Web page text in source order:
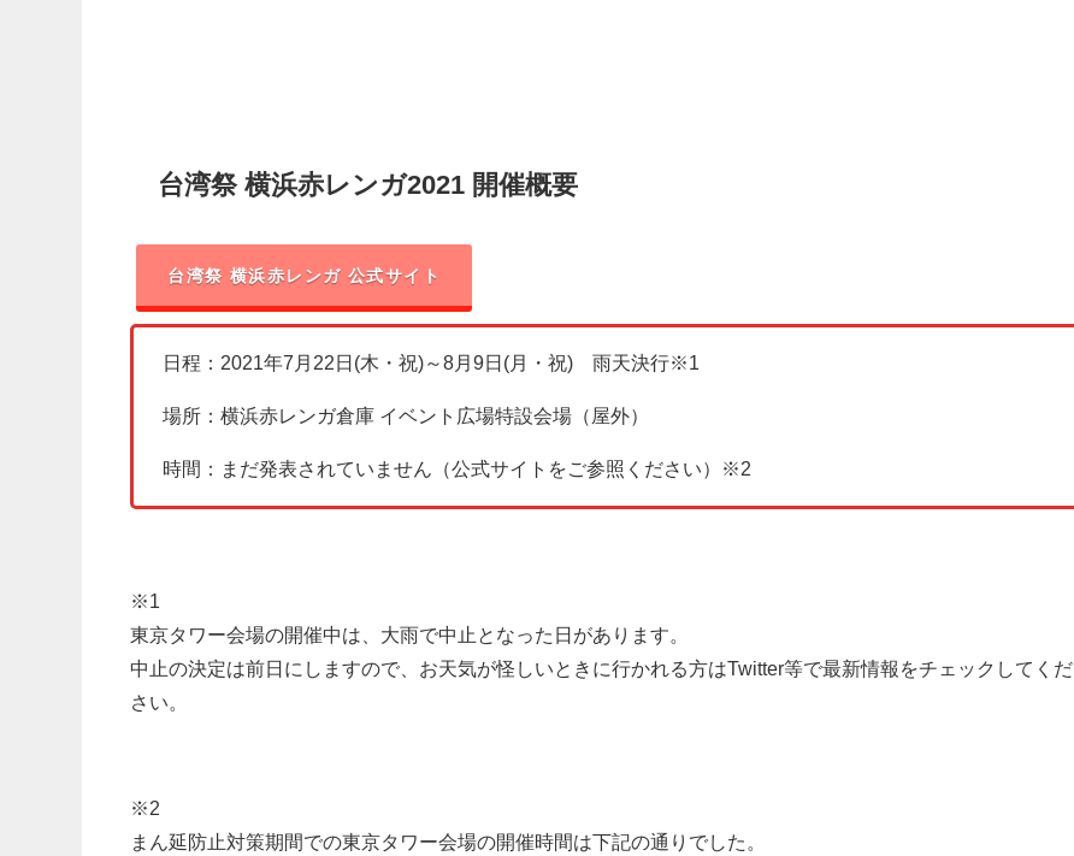
台湾祭 横浜赤レンガ2021 開催概要
台湾祭 横浜赤レンガ 公式サイト
日程：2021年7月22日(木・祝)～8月9日(月・祝) 雨天決行※1
場所：横浜赤レンガ倉庫 イベント広場特設会場（屋外）
時間：まだ発表されていません（公式サイトをご参照ください）※2
※1
東京タワー会場の開催中は、大雨で中止となった日があります。
中止の決定は前日にしますので、お天気が怪しいときに行かれる方はTwitter等で最新情報をチェックしてくだ
さい。
※2
まん延防止対策期間での東京タワー会場の開催時間は下記の通りでした。